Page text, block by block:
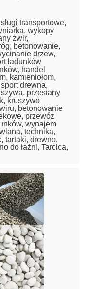
transportowe,
wykopy
żwir,
betonowanie,
drzew,
ładunków
handel
kamieniołom,
drewna,
przesiany
kruszywo
betonowanie
przewóz
wynajem
technika,
tartaki, drewno,
do łaźni, Tarcica,